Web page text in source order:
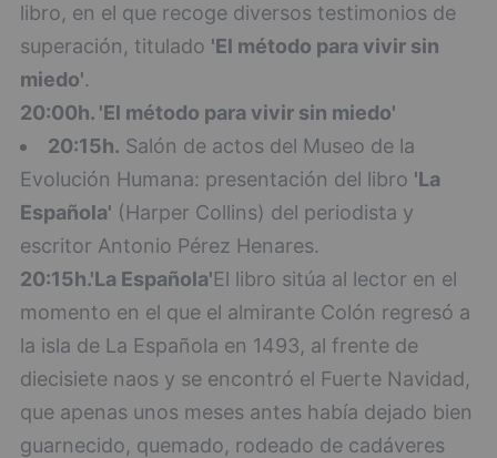
libro, en el que recoge diversos testimonios de
superación, titulado 'El método para vivir sin
miedo'.
20:00h. 'El método para vivir sin miedo'
20:15h. Salón de actos del Museo de la
Evolución Humana: presentación del libro 'La
Española' (Harper Collins) del periodista y
escritor Antonio Pérez Henares.
20:15h.'La Española'El libro sitúa al lector en el
momento en el que el almirante Colón regresó a
la isla de La Española en 1493, al frente de
diecisiete naos y se encontró el Fuerte Navidad,
que apenas unos meses antes había dejado bien
guarnecido, quemado, rodeado de cadáveres